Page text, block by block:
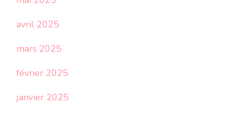
avril 2025
mars 2025
février 2025
janvier 2025